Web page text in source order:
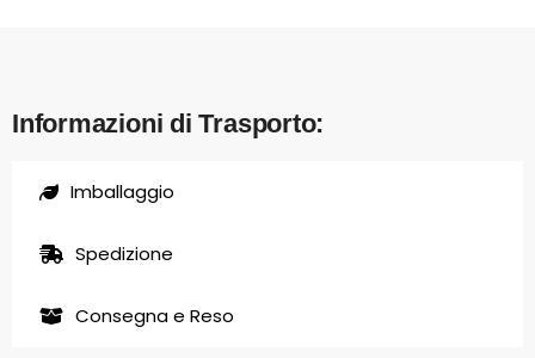
Informazioni di Trasporto:
Imballaggio
Spedizione
Consegna e Reso